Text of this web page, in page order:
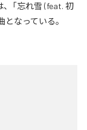
「忘れ雪 (feat. 初
なっている。